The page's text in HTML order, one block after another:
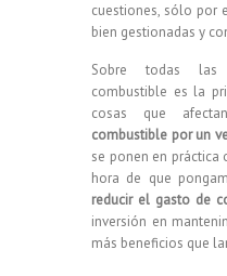
cuestiones, sólo por
bien gestionadas y
Sobre todas las
combustible es la
cosas que
combustible por un
se ponen en práctica
hora de que
reducir el gasto de
inversión en
más beneficios que